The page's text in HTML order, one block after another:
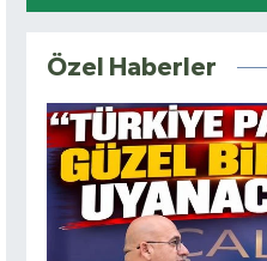
Özel Haberler